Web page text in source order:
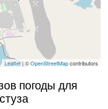
Leaflet| ©OpenStreetMapcontributors
погоды для